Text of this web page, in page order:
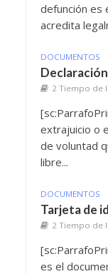
defunción es
acredita
DOCUMENTOS
2 Tiempo de
extrajuicio o
de voluntad
libre...
DOCUMENTOS
Tarjeta de
2 Tiempo de
es el